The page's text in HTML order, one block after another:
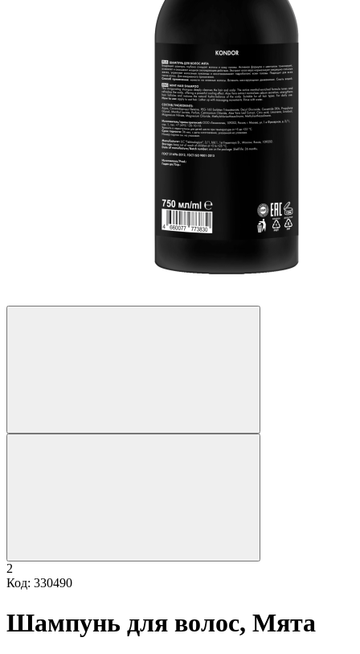
2
Код: 330490
Шампунь для волос, Мята